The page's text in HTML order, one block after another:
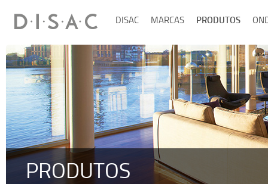
DISAC MARCAS PRODUTOS
PRODUTOS